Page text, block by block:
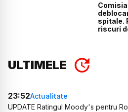
spitale.
riscuri
ULTIMELE
23:52Actualitate
UPDATE Ratingul Moody's pentru